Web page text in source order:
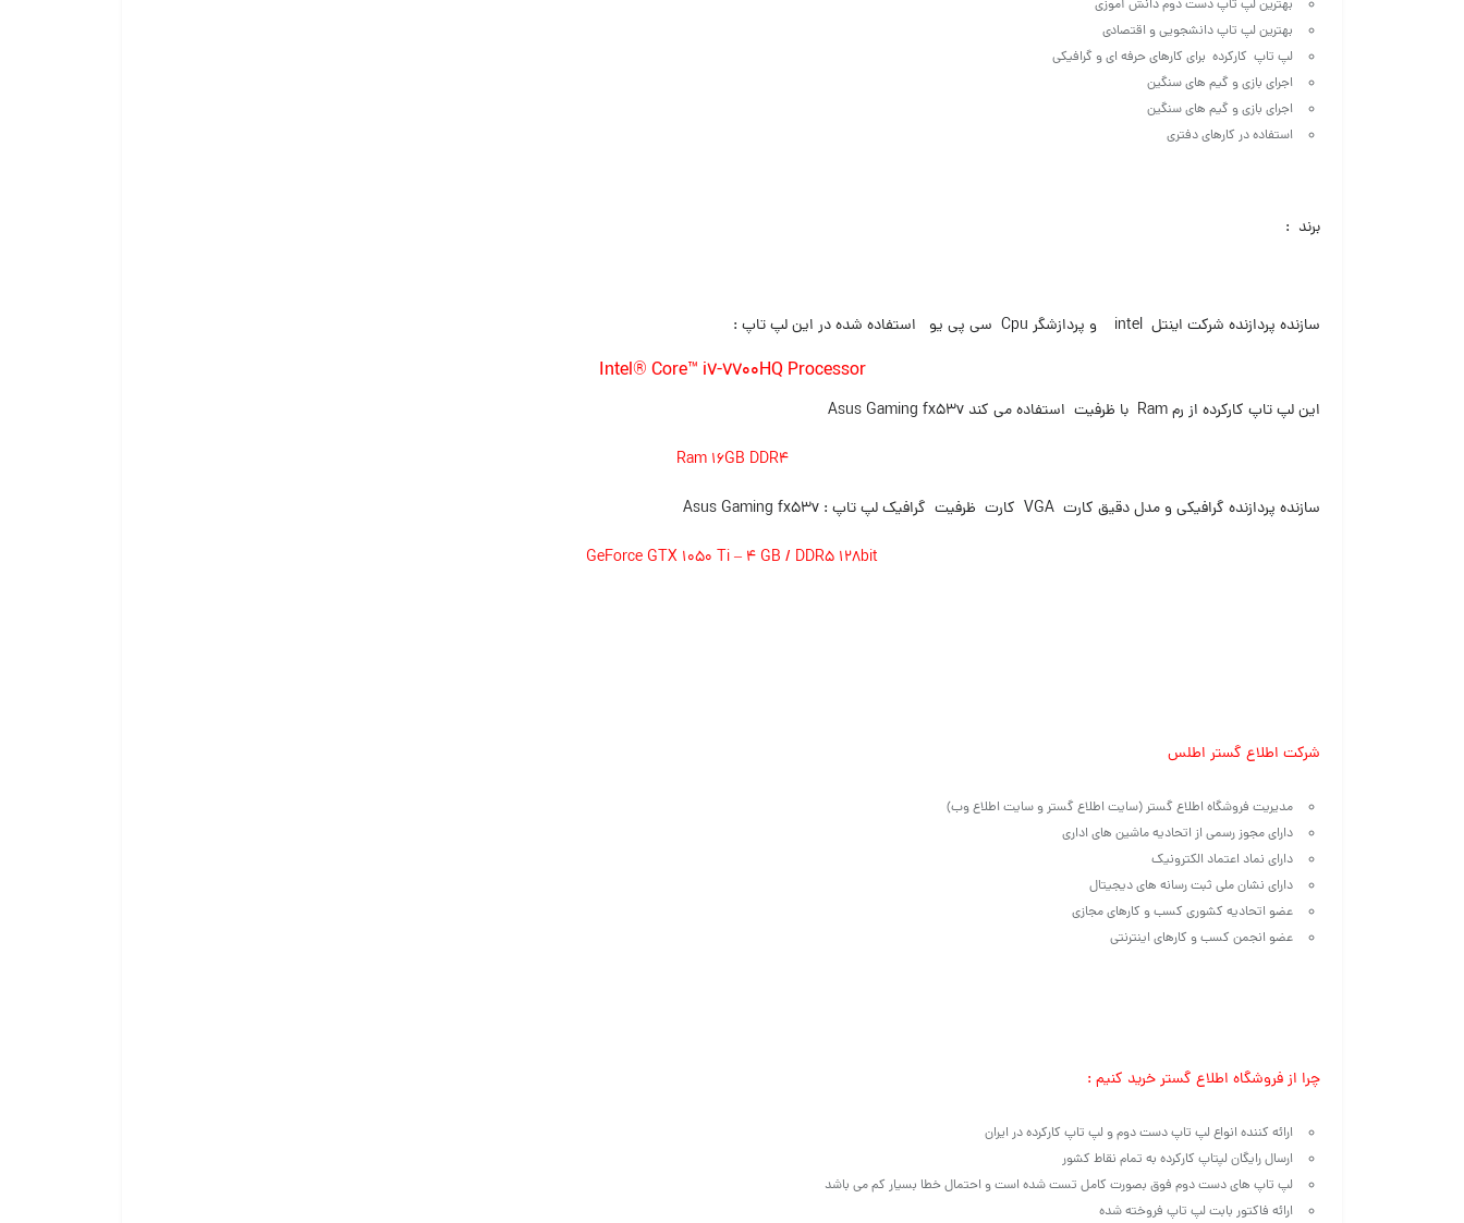
بهترین لپ تاپ دست دوم دانش آموزی
بهترین لپ تاپ دانشجویی و اقتصادی
لپ تاپ کارکرده برای کارهای حرفه ای و گرافیکی
اجرای بازی و گیم های سنگین
اجرای بازی و گیم های سنگین
استفاده در کارهای دفتری
برند :
سازنده پردازنده شرکت اینتل intel و پردازشگر Cpu سی پی یو استفاده شده در این لپ تاپ :
Intel® Core™ i7-7700HQ Processor
این لپ تاپ کارکرده از رم Ram با ظرفیت استفاده می کند Asus Gaming fx53v
Ram 16GB DDR4
سازنده پردازنده گرافیکی و مدل دقیق کارت VGA کارت ظرفیت گرافیک لپ تاپ : Asus Gaming fx53v
GeForce GTX 1050 Ti – 4 GB / DDR5 128bit
شرکت اطلاع گستر اطلس
مدیریت فروشگاه اطلاع گستر (سایت اطلاع گستر و سایت اطلاع وب)
دارای مجوز رسمی از اتحادیه ماشین های اداری
دارای نماد اعتماد الکترونیک
دارای نشان ملی ثبت رسانه های دیجیتال
عضو اتحادیه کشوری کسب و کارهای مجازی
عضو انجمن کسب و کارهای اینترنتی
چرا از فروشگاه اطلاع گستر خرید کنیم :
ارائه کننده انواع لپ تاپ دست دوم و لپ تاپ کارکرده در ایران
ارسال رایگان لپتاپ کارکرده به تمام نقاط کشور
لپ تاپ های دست دوم فوق بصورت کامل تست شده است و احتمال خطا بسیار کم می باشد
ارائه فاکتور بابت لپ تاپ فروخته شده